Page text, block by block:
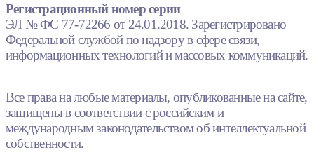
Регистрационный номер серии
ЭЛ № ФС 77-72266 от 24.01.2018. Зарегистрировано
Федеральной службой по надзору в сфере связи,
информационных технологий и массовых коммуникаций.
Все права на любые материалы, опубликованные на сайте,
защищены в соответствии с российским и
международным законодательством об интеллектуальной
собственности.